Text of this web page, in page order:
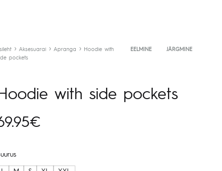
Aksesuarai Apranga
Hoodie with
pockets
Toote
EELMINE JÄRGMINE
with side pockets
€